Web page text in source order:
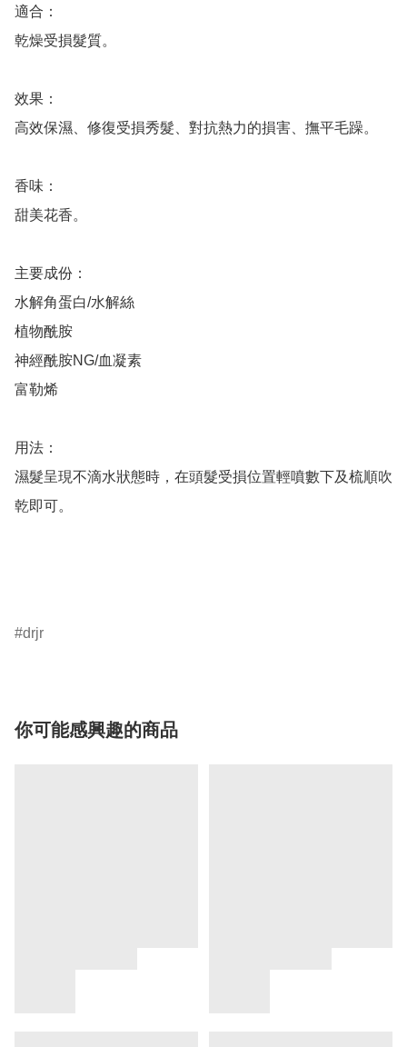
適合：
乾燥受損髮質。
效果：
高效保濕、修復受損秀髮、對抗熱力的損害、撫平毛躁。
香味：
甜美花香。
主要成份：
水解角蛋白/水解絲
植物酰胺
神經酰胺NG/血凝素
富勒烯
用法：
濕髮呈現不滴水狀態時，在頭髮受損位置輕噴數下及梳順吹
乾即可。
drjr
你可能感興趣的商品